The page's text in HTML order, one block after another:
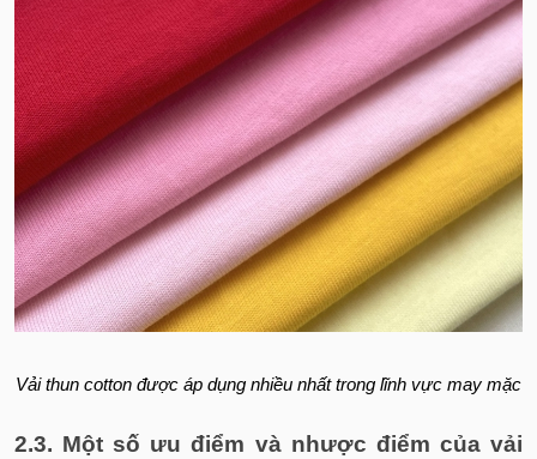
Vải thun cotton được áp dụng nhiều nhất trong lĩnh vực may mặc
2.3. Một số ưu điểm và nhược điểm của vải